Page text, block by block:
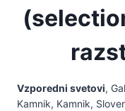
Vzporedni svetovi,
Kamnik, Kamnik,